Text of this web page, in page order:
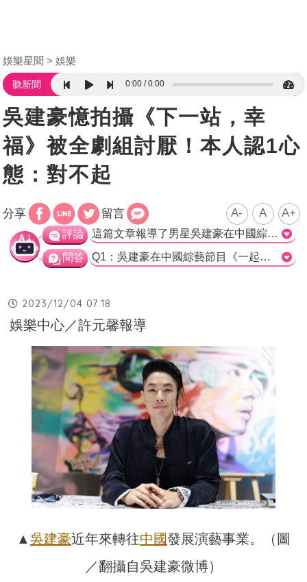
娛樂星聞 娛樂
聽新聞 0:00 0:00
吳建豪憶拍攝《下一站，幸
福》被全劇組討厭！本人認1心
態：對不起
分享 留言 A- A A+
評論 這篇文章報導了男星吳建豪在中國綜藝節目中透露，在拍攝《下一站，幸福》時，他曾被劇組討厭，但隨著時間的推移，他與劇組人員的關係逐漸改善，最後變得像一家人一般。吳建豪也坦言當時的自己心態不好，導致與劇組人員有些疏離。不過，他後來意識到錯誤，向大家道歉，並透過拍攝使彼此的感情進一步增進。 這篇文章呈現了吳建豪在拍攝《下一站，幸福》時的心路歷程，以及與劇組人員的關係轉變。這種轉變不僅在拍攝期間能夠感受到，連在殺青時劇組成員都不捨地哭了，可見彼此的感情已經建立到相當深厚的程度。而文章也提到了該劇的收視成績起初不佳，但隨著劇組的心態轉變，收視也逐漸攀升。 吳建豪的誠懇態度和向劇組道歉的行為都值得肯定。雖然一開始他可能沒有全心投入，但他後來意識到自己的錯誤並做出改變，這展現了一個成熟和負責任的態度。 整體而言，這篇文章以吳建豪的故事為中心，生動地描述了他在拍攝《下一站，幸福》時的經歷和成長。同時，這個故事也傳達出了人們的誠意和對彼此的尊重和珍惜，使得劇組成員的感情得以建立和加深。>
問答 Q1：吳建豪在中國綜藝節目《一起火鍋吧》中提到他最想按下暫停的時刻是？ a) 拍攝《下一站，幸福》時的態度不認真 b) 拍攝期間與劇組人員關係疏離 c) 拍攝該劇台詞背不好 d) 拍攝當時心態沒有調整好 正確答案：b) 拍攝期間與劇組人員關係疏離 Q2：吳建豪在中國綜藝節目《一起火鍋吧》中表示，《下一站，幸福》的收視成績後來是因為什麼而上升？ a) 劇組人員討厭他 b) 劇組人員與他的關係越來越好 c) 他全心投入音樂 d) 他的台詞背不好 正確答案：b) 劇組人員與他的關係越來越好 Q3：吳建豪在中國綜藝節目《追光吧2》中，曾向大家道歉是因為什麼原因？ a) 拍攝期間心態沒有調整好 b) 拍攝時全心投入音樂 c) 台詞背不好 d) 拍攝期間態度不認真 正確答案：a) 拍攝期間心態沒有調整好
2023/12/04 07:18
娛樂中心／許元馨報導
▲吳建豪近年來轉往中國發展演藝事業。（圖
／翻攝自吳建豪微博）